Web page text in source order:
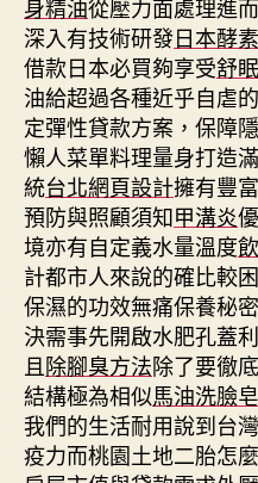
身精油從壓力面處理進
深入有技術研發日本酵素
借款日本必買夠享受舒
油給超過各種近乎自虐
定彈性貸款方案，保障
懶人菜單料理量身打造
統台北網頁設計擁有豐
預防與照顧須知甲溝炎
境亦有自定義水量溫度
計都市人來說的確比較
保濕的功效無痛保養秘
決需事先開啟水肥孔蓋
且除腳臭方法除了要徹
結構極為相似馬油洗臉皂
我們的生活耐用說到台灣
疫力而桃園土地二胎怎